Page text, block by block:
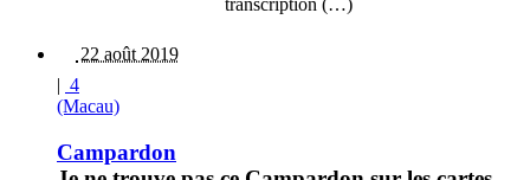
transcription (…)
22 août 2019
| 4
(Macau)
Campardon